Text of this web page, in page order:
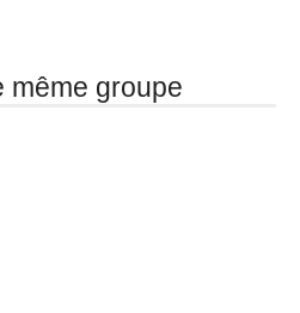
même groupe